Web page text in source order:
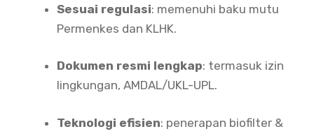
Sesuai regulasi: memenuhi baku mutu
Permenkes dan KLHK.
Dokumen resmi lengkap: termasuk izin
lingkungan, AMDAL/UKL-UPL.
Teknologi efisien: penerapan biofilter &